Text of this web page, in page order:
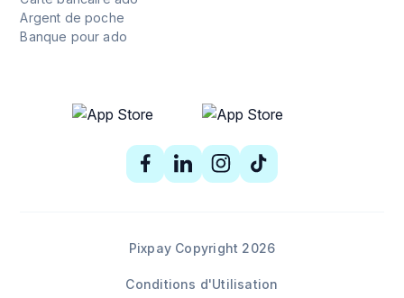
Argent de poche
Banque pour ado
Pixpay Copyright 2026
Conditions d'Utilisation